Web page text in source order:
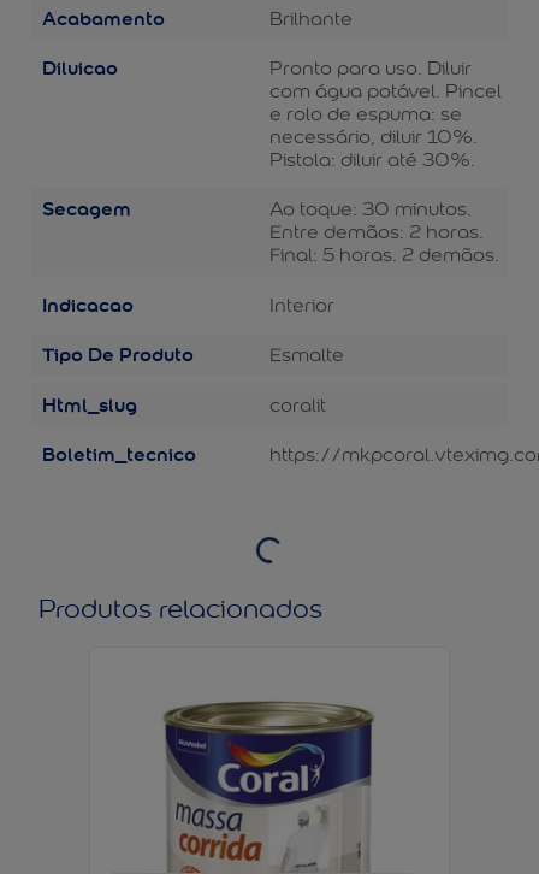
Acabamento Brilhante
Diluicao
Pronto para uso. Diluir
com água potável. Pincel
e rolo de espuma: se
necessário, diluir 10%.
Pistola: diluir até 30%.
Secagem
Ao toque: 30 minutos.
Entre demãos: 2 horas.
Final: 5 horas. 2 demãos.
Indicacao Interior
Tipo De Produto Esmalte
Html_slug coralit
Boletim_tecnico https://
Produtos relacionados